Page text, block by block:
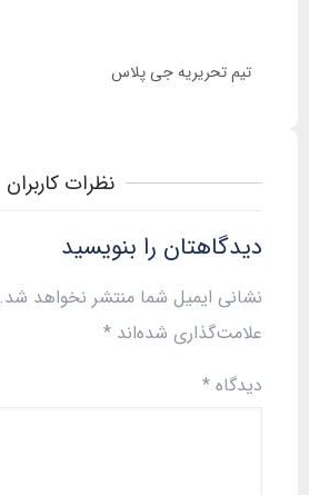
تیم تحریریه جی پلاس
نظرات کاربران
دیدگاهتان را بنویسید
نشانی ایمیل شما منتشر نخواهد شد.
علامت‌گذاری شده‌اند *
دیدگاه *